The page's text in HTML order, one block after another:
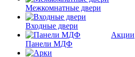
Межкомнатные двери
Входные двери
Панели МДФ
Акции